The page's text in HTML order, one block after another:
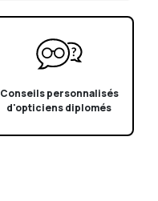
Conseils personnalisés
d'opticiens diplomés